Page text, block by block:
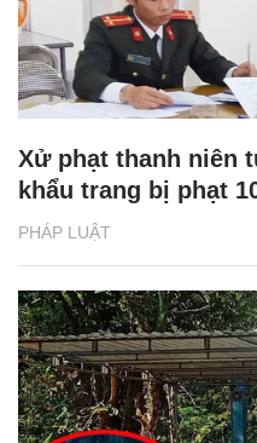
PHÁP LUẬT
Xử phạt thanh niên
khẩu trang bị phạt